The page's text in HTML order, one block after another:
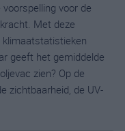
voor de
Met deze
klimaatstatistieken
geeft het gemiddelde
zien? Op de
zichtbaarheid, de UV-